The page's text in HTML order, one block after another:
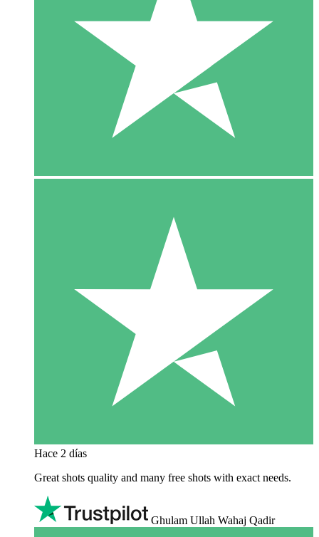
Hace 2 días
Great shots quality and many free shots with exact needs.
Ghulam Ullah Wahaj Qadir